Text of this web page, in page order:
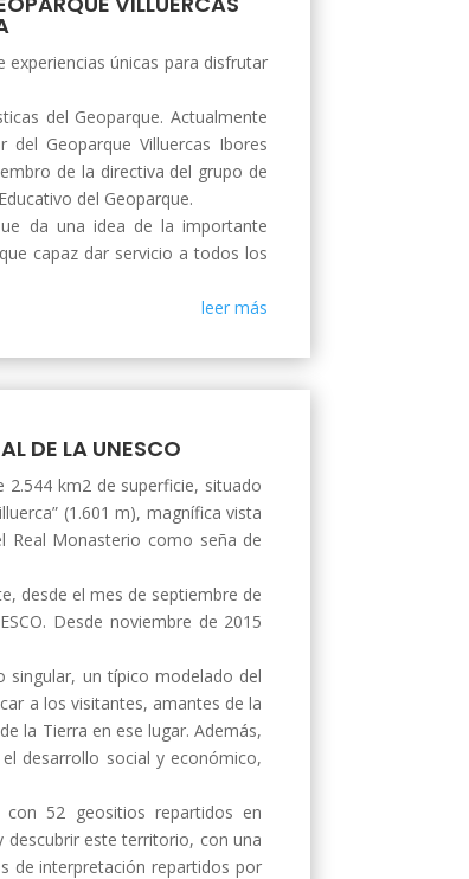
experiencias únicas para disfrutar
del Geoparque. Actualmente
Geoparque Villuercas Ibores
de la directiva del grupo de
del Geoparque.
da una idea de la importante
capaz dar servicio a todos los
leer más
DE LA UNESCO
km2 de superficie, situado
(1.601 m), magnífica vista
Real Monasterio como seña de
desde el mes de septiembre de
Desde noviembre de 2015
singular, un típico modelado del
a los visitantes, amantes de la
la Tierra en ese lugar. Además,
desarrollo social y económico,
con 52 geositios repartidos en
descubrir este territorio, con una
de interpretación repartidos por